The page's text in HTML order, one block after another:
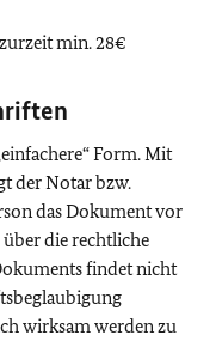
min. 28€
Form. Mit
der Notar bzw.
das Dokument vor
die rechtliche
findet nicht
wirksam werden zu